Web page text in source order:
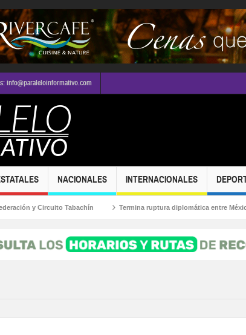
info@paraleloinformativo.com
NACIONALES INTERNACIONALES
y Circuito Tabachín Termina ruptura diplomática entre México y